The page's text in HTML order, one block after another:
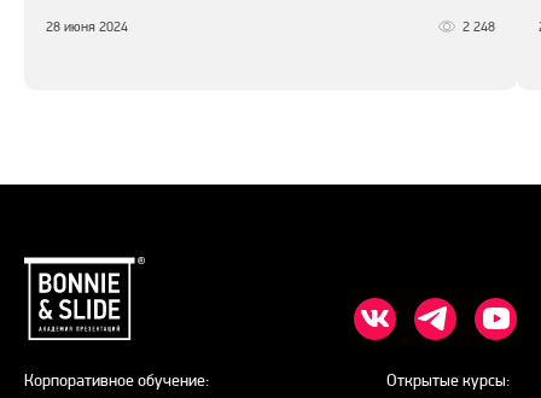
28 июня 2024 2 248
Корпоративное обучение: Открытые курсы: